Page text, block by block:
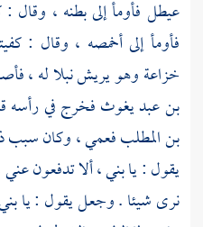
عيطل فأومأ إلى بطنه ، وقال
فأومأ إلى أخمصه ، وقال :
خزاعةوهو يريش نبلا له ،
بن عبد يغوثفخرج في رأسه
بن المطلبفعمي ، وكان سبب
يقول : يا بني ، ألا تدفعون
نرى شيئا . وجعل يقول : يا